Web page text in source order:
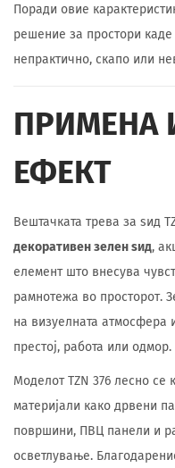
Поради овие
решение за простори
непрактично, скапо или
ПРИМЕНА
ЕФЕКТ
Вештачката трева за ѕид
декоративен зелен ѕид,
елемент што внесува
рамнотежа во просторот.
на визуелната атмосфера
престој, работа или одмор.
Моделот TZN 376 лесно се
материјали како дрвени
површини, ПВЦ панели и
осветлување.